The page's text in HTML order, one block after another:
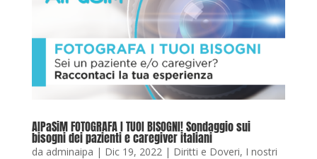
AIPaSiM FOTOGRAFA I TUOI BISOGNI! Sondaggio sui
bisogni dei pazienti e caregiver italiani
da adminaipa | Dic 19, 2022 | Diritti e Doveri, I nostri